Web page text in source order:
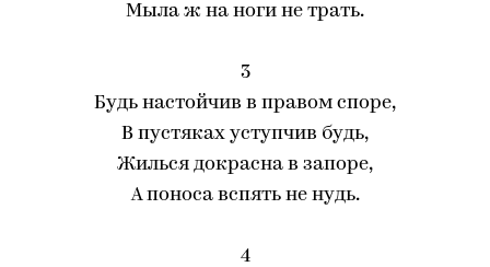
Мыла ж на ноги не трать.
3
Будь настойчив в правом споре,
В пустяках уступчив будь,
Жилься докрасна в запоре,
А поноса вспять не нудь.
4